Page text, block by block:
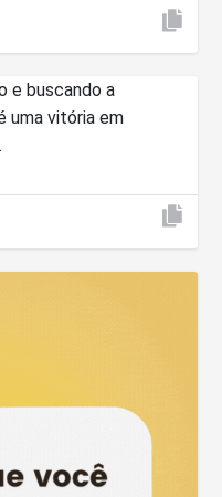
e buscando a
uma vitória em